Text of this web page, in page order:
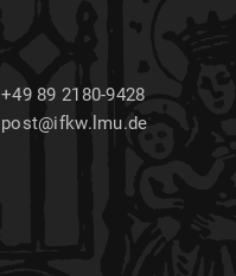
+49 89 2180-9428
post@ifkw.lmu.de